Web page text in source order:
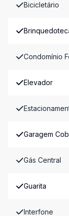
Bicicletário
Condomínio
Elevador
Garagem
Gás Central
Guarita
Interfone